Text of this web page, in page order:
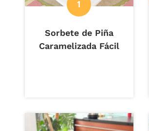
Sorbete de Piña
Caramelizada Fácil